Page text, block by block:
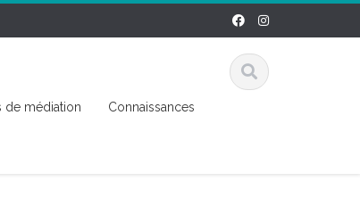
de médiation Connaissances